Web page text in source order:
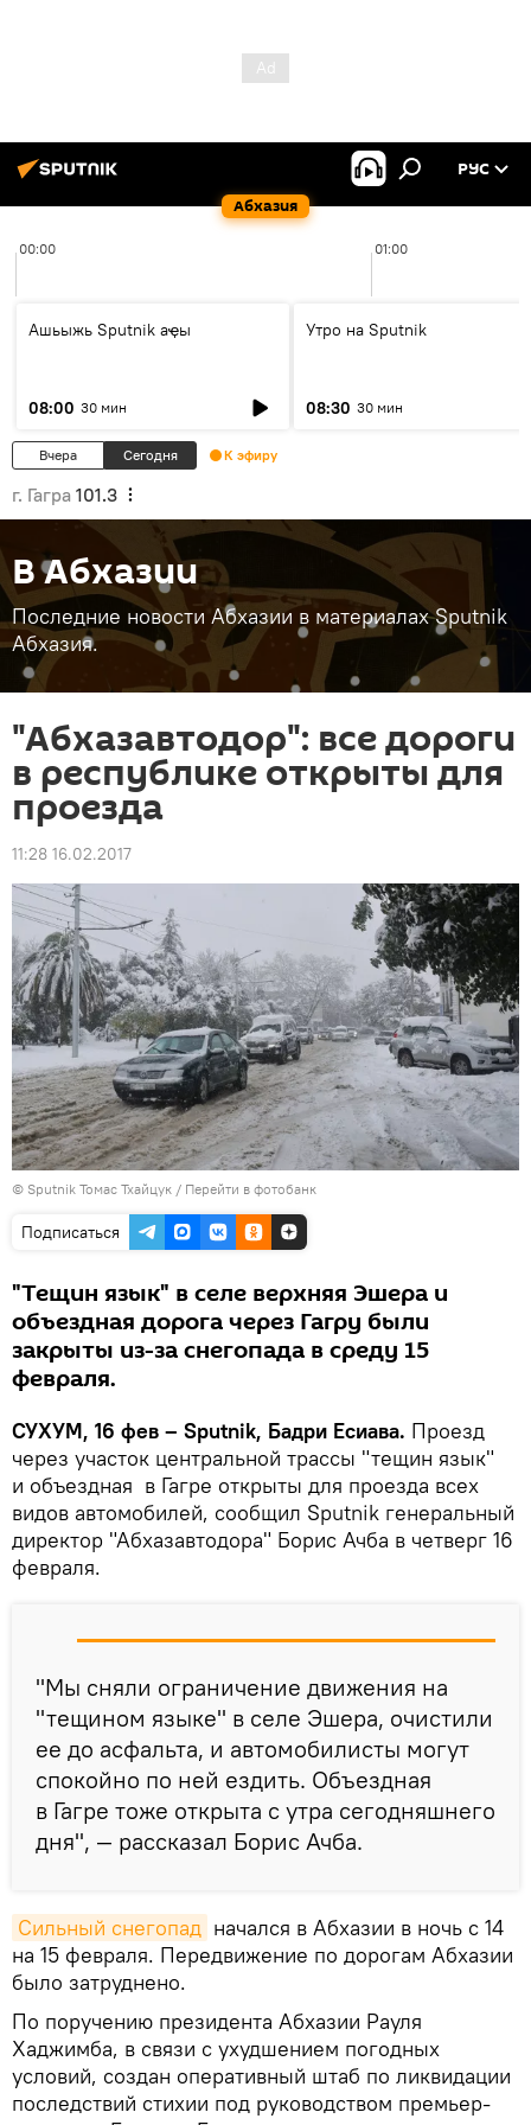
Абхазия
РУС
00:00 01:00
Ашьыжь Sputnik аҿы
08:00 30 мин
Утро на Sputnik
08:30 30 мин
Вчера Сегодня К эфиру
г. Гагра 101.3
В Абхазии
Последние новости Абхазии в материалах Sputnik
Абхазия.
"Абхазавтодор": все дороги
в республике открыты для
проезда
11:28 16.02.2017
© Sputnik Томас Тхайцук / Перейти в фотобанк
Подписаться
"Тещин язык" в селе верхняя Эшера и
объездная дорога через Гагру были
закрыты из-за снегопада в среду 15
февраля.
СУХУМ, 16 фев – Sputnik, Бадри Есиава. Проезд
через участок центральной трассы "тещин язык"
и объездная в Гагре открыты для проезда всех
видов автомобилей, сообщил Sputnik генеральный
директор "Абхазавтодора" Борис Ачба в четверг 16
февраля.
"Мы сняли ограничение движения на
"тещином языке" в селе Эшера, очистили
ее до асфальта, и автомобилисты могут
спокойно по ней ездить. Объездная
в Гагре тоже открыта с утра сегодняшнего
дня", — рассказал Борис Ачба.
Сильный снегопад начался в Абхазии в ночь с 14
на 15 февраля. Передвижение по дорогам Абхазии
было затруднено.
По поручению президента Абхазии Рауля
Хаджимба, в связи с ухудшением погодных
условий, создан оперативный штаб по ликвидации
последствий стихии под руководством премьер-